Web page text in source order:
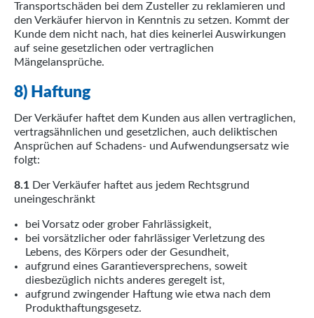
Transportschäden bei dem Zusteller zu reklamieren und
den Verkäufer hiervon in Kenntnis zu setzen. Kommt der
Kunde dem nicht nach, hat dies keinerlei Auswirkungen
auf seine gesetzlichen oder vertraglichen
Mängelansprüche.
8) Haftung
Der Verkäufer haftet dem Kunden aus allen vertraglichen,
vertragsähnlichen und gesetzlichen, auch deliktischen
Ansprüchen auf Schadens- und Aufwendungsersatz wie
folgt:
8.1 Der Verkäufer haftet aus jedem Rechtsgrund
uneingeschränkt
bei Vorsatz oder grober Fahrlässigkeit,
bei vorsätzlicher oder fahrlässiger Verletzung des
Lebens, des Körpers oder der Gesundheit,
aufgrund eines Garantieversprechens, soweit
diesbezüglich nichts anderes geregelt ist,
aufgrund zwingender Haftung wie etwa nach dem
Produkthaftungsgesetz.